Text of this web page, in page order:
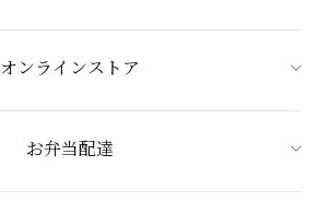
オンラインストア
お弁当配達